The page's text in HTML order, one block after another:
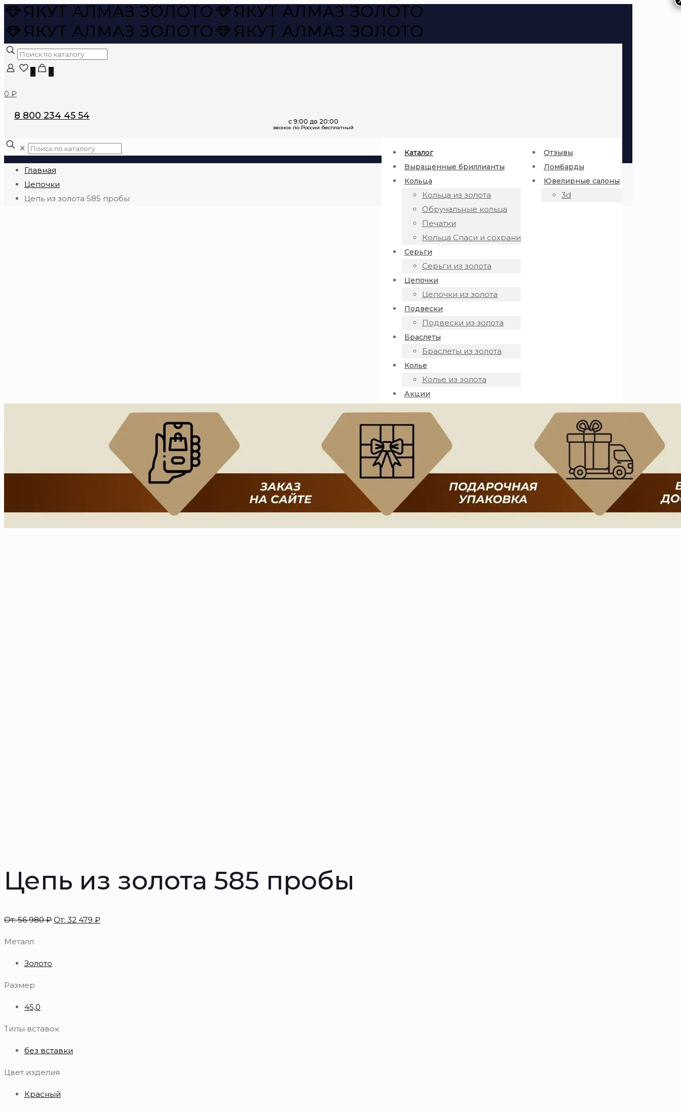
0 0
0 ₽
8 800 234 45 54
Каталог
Выращенные бриллианты
Кольца
Кольца из золота
Обручальные кольца
Печатки
Кольца Спаси и сохрани
Серьги
Серьги из золота
Цепочки
Цепочки из золота
Подвески
Подвески из золота
Браслеты
Браслеты из золота
Колье
Колье из золота
Акции
Отзывы
Ломбарды
Ювелирные салоны
3d
✕
Главная
Цепочки
Цепь из золота 585 пробы
Цепь из золота 585 пробы
От:56 980₽ От: 32 479 ₽
Металл
Золото
Размер
45,0
Типы вставок
без вставки
Цвет изделия
Красный